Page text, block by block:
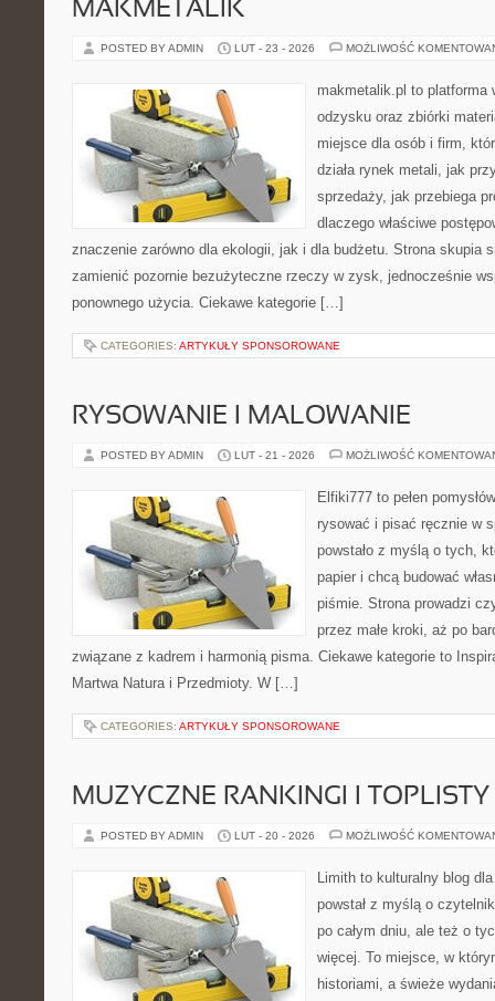
MAKMETALIK
POSTED BY ADMIN LUT - 23 - 2026 MOŻLIWOŚĆ
makmetalik.pl to platforma
odzysku oraz zbiórki
miejsce dla osób i firm,
działa rynek metali, jak
sprzedaży, jak przebiega
dlaczego właściwe
znaczenie zarówno dla ekologii, jak i dla budżetu. Strona skupia
zamienić pozornie bezużyteczne rzeczy w zysk, jednocześnie
ponownego użycia. Ciekawe kategorie […]
CATEGORIES: ARTYKUŁY SPONSOROWANE
RYSOWANIE I MALOWANIE
POSTED BY ADMIN LUT - 21 - 2026 MOŻLIWOŚĆ
Elfiki777 to pełen
rysować i pisać ręcznie w
powstało z myślą o tych,
papier i chcą budować
piśmie. Strona prowadzi
przez małe kroki, aż po
związane z kadrem i harmonią pisma. Ciekawe kategorie to
Martwa Natura i Przedmioty. W […]
CATEGORIES: ARTYKUŁY SPONSOROWANE
MUZYCZNE RANKINGI I TOPLISTY
POSTED BY ADMIN LUT - 20 - 2026 MOŻLIWOŚĆ
Limith to kulturalny blog
powstał z myślą o
po całym dniu, ale też o
więcej. To miejsce, w
historiami, a świeże